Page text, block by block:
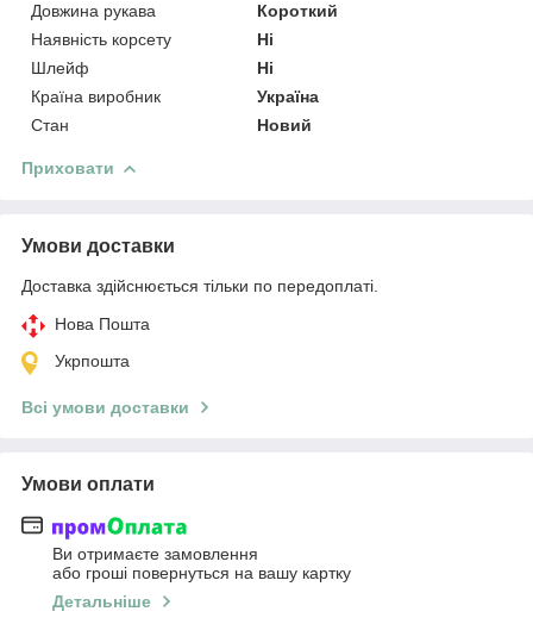
Довжина рукава
Короткий
Наявність корсету
Ні
Шлейф
Ні
Країна виробник
Україна
Стан
Новий
Приховати
Умови доставки
Доставка здійснюється тільки по передоплаті.
Нова Пошта
Укрпошта
Всі умови доставки
Умови оплати
Ви отримаєте замовлення
або гроші повернуться на вашу картку
Детальніше